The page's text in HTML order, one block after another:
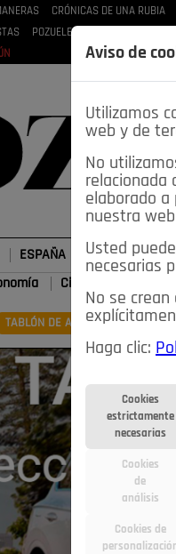
CRÓNICAS DE UNA RUBIA
POZUELEROS
ESPAÑA DEPORTES
Ciencia&Tecnología
TABLÓN DE ANUNCIOS MIS
Aviso de
Utilizamos
web y de
No
relacionada
elaborado a
nuestra
Usted
necesarias
No se
Haga clic:
Cookies
estrictamente
necesarias
Cookies
de
análisis
Cookies de